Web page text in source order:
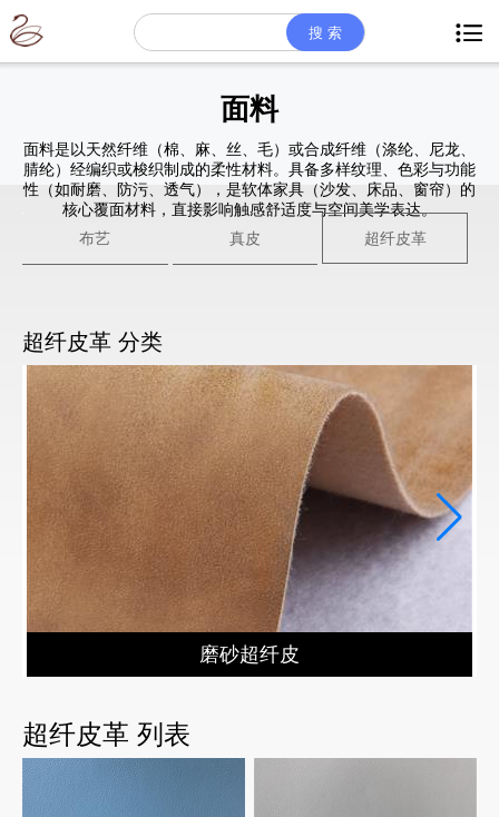

面料
面料是以天然纤维（棉、麻、丝、毛）或合成纤维（涤纶、尼龙、
腈纶）经编织或梭织制成的柔性材料。具备多样纹理、色彩与功能
性（如耐磨、防污、透气），是软体家具（沙发、床品、窗帘）的
核心覆面材料，直接影响触感舒适度与空间美学表达。
布艺
真皮 超纤皮革
超纤皮革 分类
磨砂超纤皮
超纤皮革 列表